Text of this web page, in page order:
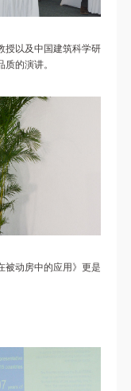
授以及中国建筑科学研
的演讲。
被动房中的应用》更是